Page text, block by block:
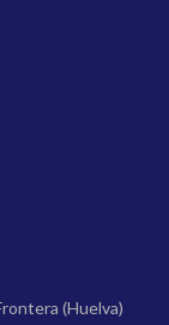
(Huelva)